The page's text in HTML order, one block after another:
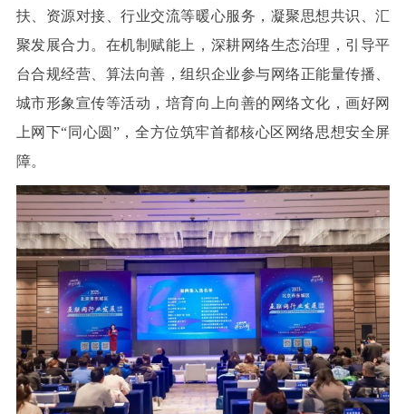
扶、资源对接、行业交流等暖心服务，凝聚思想共识、汇
聚发展合力。在机制赋能上，深耕网络生态治理，引导平
台合规经营、算法向善，组织企业参与网络正能量传播、
城市形象宣传等活动，培育向上向善的网络文化，画好网
上网下“同心圆”，全方位筑牢首都核心区网络思想安全屏
障。